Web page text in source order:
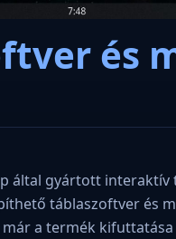
és
által gyártott interaktív
táblaszoftver és
a termék